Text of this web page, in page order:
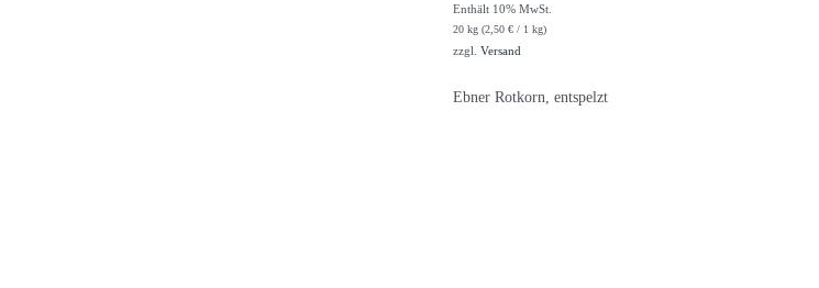
Enthält 10% MwSt.
20 kg (2,50 €/ 1 kg)
zzgl. Versand
Ebner Rotkorn, entspelzt